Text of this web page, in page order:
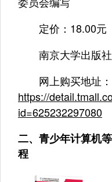
定价：18.00元
南京大学出版社
网上购买地址：
https://
id=625232297080
二、青少年计算机
程